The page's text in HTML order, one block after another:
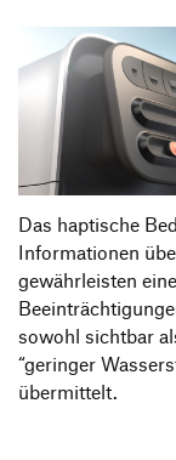
Das haptische
Informationen
gewährleisten
sowohl sichtbar
“geringer
übermittelt.